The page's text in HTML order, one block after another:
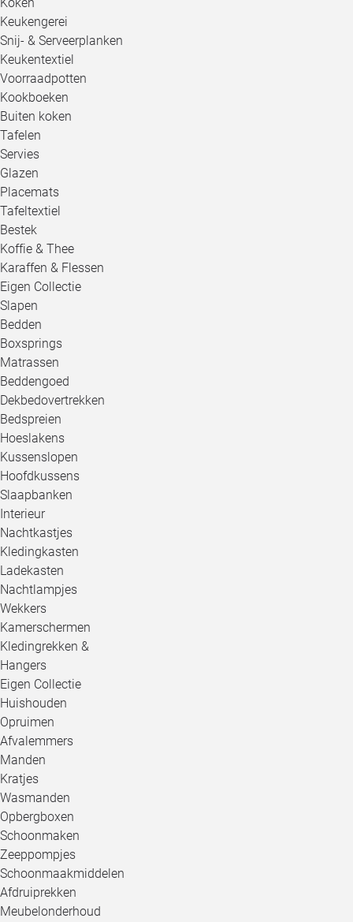
Keukengerei
Snij- & Serveerplanken
Keukentextiel
Voorraadpotten
Kookboeken
Buiten koken
Tafelen
Servies
Glazen
Placemats
Tafeltextiel
Bestek
Koffie & Thee
Karaffen & Flessen
Eigen Collectie
Slapen
Bedden
Boxsprings
Matrassen
Beddengoed
Dekbedovertrekken
Bedspreien
Hoeslakens
Kussenslopen
Hoofdkussens
Slaapbanken
Interieur
Nachtkastjes
Kledingkasten
Ladekasten
Nachtlampjes
Wekkers
Kamerschermen
Kledingrekken &
Hangers
Eigen Collectie
Huishouden
Opruimen
Afvalemmers
Manden
Kratjes
Wasmanden
Opbergboxen
Schoonmaken
Zeeppompjes
Schoonmaakmiddelen
Afdruiprekken
Meubelonderhoud